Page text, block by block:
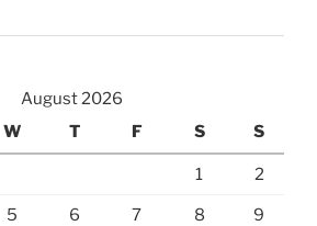
August 2026
W T F S S
1 2
5 6 7 8 9